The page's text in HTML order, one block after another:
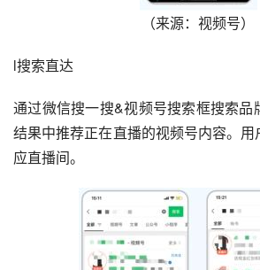
（来源：视频号）
l搜索直达
通过微信搜一搜&视频号搜索框搜索品
结果中推荐正在直播的视频号内容。
应直播间。